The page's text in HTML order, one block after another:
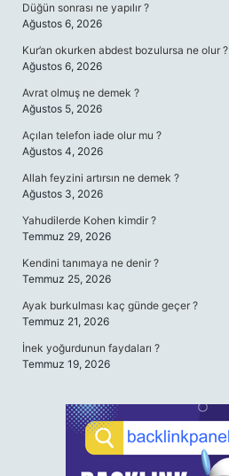
Düğün sonrası ne yapılır ?
Ağustos 6, 2026
Kur’an okurken abdest bozulursa ne olur ?
Ağustos 6, 2026
Avrat olmuş ne demek ?
Ağustos 5, 2026
Açılan telefon iade olur mu ?
Ağustos 4, 2026
Allah feyzini artırsın ne demek ?
Ağustos 3, 2026
Yahudilerde Kohen kimdir ?
Temmuz 29, 2026
Kendini tanımaya ne denir ?
Temmuz 25, 2026
Ayak burkulması kaç günde geçer ?
Temmuz 21, 2026
İnek yoğurdunun faydaları ?
Temmuz 19, 2026